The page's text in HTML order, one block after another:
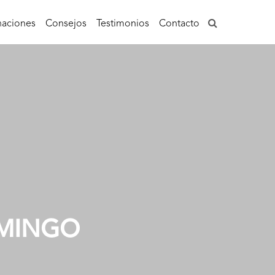
Consejos Testimonios Contacto